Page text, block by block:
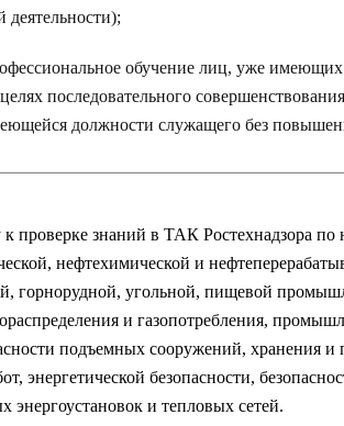
деятельности);
обучение лиц, уже
последовательного
должности служащего без
к проверке знаний в ТАК Ростехнадзора
нефтехимической и
горнорудной, угольной, пищевой
и газопотребления,
подъемных сооружений, хранения и
энергетической безопасности,
энергоустановок и тепловых сетей.